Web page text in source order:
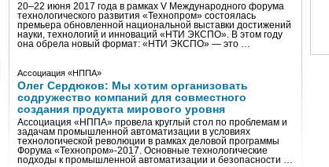
20–22 июня 2017 года в рамках V Международного форума
технологического развития «Технопром» состоялась
премьера обновленной национальной выставки достижений
науки, технологий и инноваций «НТИ ЭКСПО». В этом году
она обрела новый формат: «НТИ ЭКСПО» — это …
Ассоциация «НППА»
Олег Сердюков: Мы хотим организовать
содружество компаний для совместного
создания продукта мирового уровня
Ассоциация «НППА» провела круглый стол по проблемам и
задачам промышленной автоматизации в условиях
технологической революции в рамках деловой программы
Форума «Технопром»-2017. Основные технологические
подходы к промышленной автоматизации и безопасности …